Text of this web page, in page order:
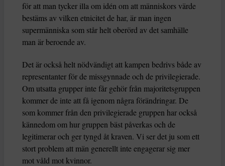
för att man tycker illa om idén om att människors värde
bestäms av vilken etnicitet de har, är man ingen
supermänniska som står helt oberörd av det samhälle
man är beroende av.
Det är också helt nödvändigt att kampen bedrivs både av
representanter för de missgynnade och de privilegierade.
Om utsatta grupper inte får gehör från majoritetsgruppen
kommer de inte att få igenom några förändringar. De
som kommer från den privilegierade gruppen har också
kännedom om hur gruppen bäst påverkas och de
legitimerar och ger tyngd åt kraven. Vi ser det ju som ett
stort problem att män generellt inte engagerar sig mer
mot våld mot kvinnor.